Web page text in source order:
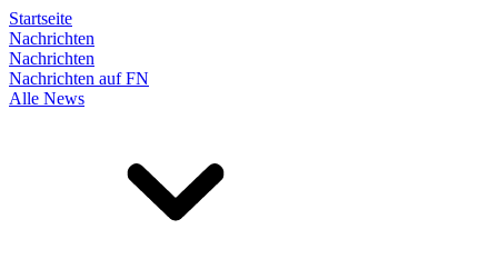
Startseite
Nachrichten
Nachrichten
Nachrichten auf FN
Alle News